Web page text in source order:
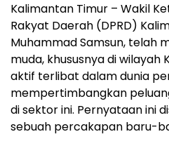
Kalimantan Timur – Wakil
Rakyat Daerah (DPRD)
Muhammad Samsun, telah
muda, khususnya di wilayah
aktif terlibat dalam dunia
mempertimbangkan
di sektor ini. Pernyataan ini
sebuah percakapan baru-